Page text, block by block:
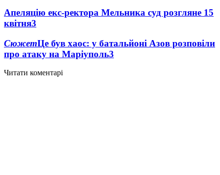
Апеляцію екс-ректора Мельника суд розгляне 15
квітня3
СюжетЦе був хаос: у батальйоні Азов розповіли
про атаку на Маріуполь3
Читати коментарі